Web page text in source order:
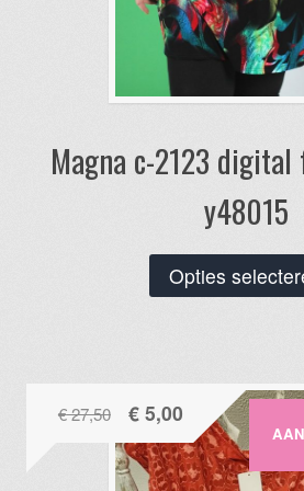
Magna c-2123
y48015
Opties
€27,50
Oorspronkelijke
prijs
was:
€5,00Huidige
prijs
is: